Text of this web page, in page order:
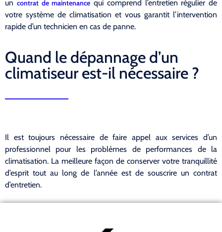
un contrat de maintenance qui comprend l’entretien régulier de
votre système de climatisation et vous garantit l’intervention
rapide d’un technicien en cas de panne.
Quand le dépannage d’un
climatiseur est-il nécessaire ?
Il est toujours nécessaire de faire appel aux services d’un
professionnel pour les problèmes de performances de la
climatisation. La meilleure façon de conserver votre tranquillité
d’esprit tout au long de l’année est de souscrire un contrat
d’entretien.